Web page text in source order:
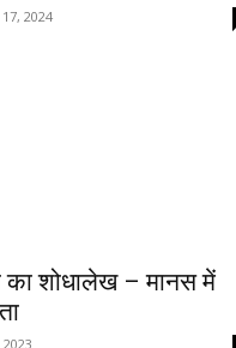
2024
का शोधालेख – मानस में
2023